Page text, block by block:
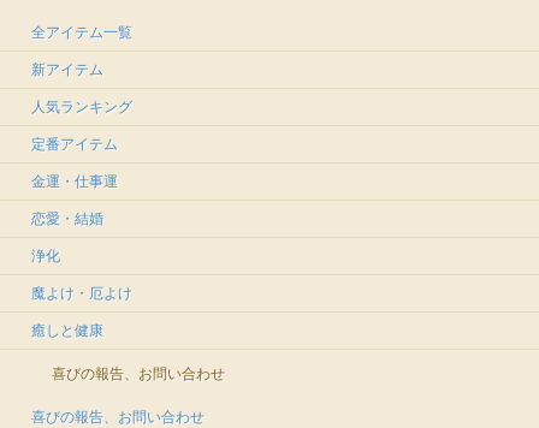
全アイテム一覧
新アイテム
人気ランキング
定番アイテム
金運・仕事運
恋愛・結婚
浄化
魔よけ・厄よけ
癒しと健康
喜びの報告、お問い合わせ
喜びの報告、お問い合わせ